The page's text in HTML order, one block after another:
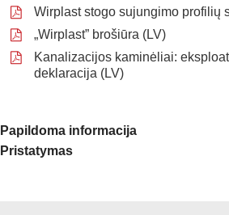
Wirplast stogo sujungimo profilių
„Wirplast” brošiūra (LV)
Kanalizacijos kaminėliai:
deklaracija (LV)
Papildoma informacija
Pristatymas